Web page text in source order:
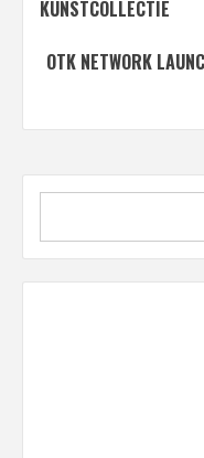
KUNSTCOLLECTIE
OTK NETWORK